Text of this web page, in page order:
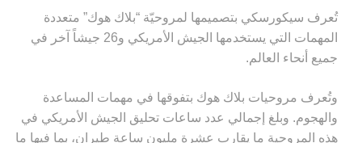
تُعرف سيكورسكي بتصميمها لمروحيّة “بلاك هوك” متعددة
المهمات التي يستخدمها الجيش الأمريكي و26 جيشاً آخر في
جميع أنحاء العالم.
وتُعرف مروحيات بلاك هوك بتفوقها في مهمات المساعدة
والهجوم. وبلغ إجمالي عدد ساعات تحليق الجيش الأمريكي في
هذه المروحية ما يقارب عشرة مليون ساعة طيران، بما فيها ما